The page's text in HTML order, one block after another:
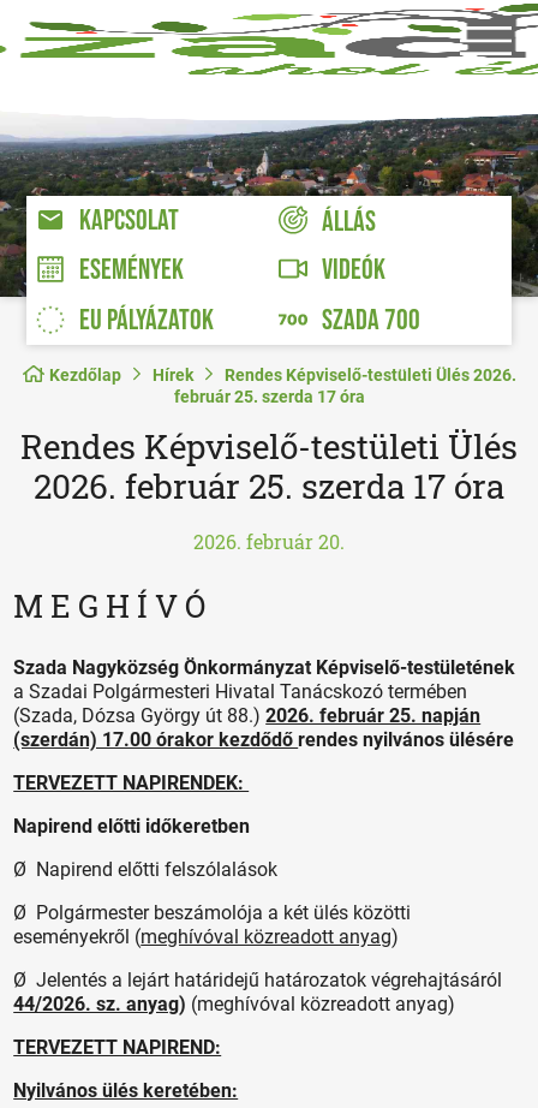
KAPCSOLAT
ÁLLÁS
ESEMÉNYEK
VIDEÓK
EU PÁLYÁZATOK
SZADA 700
Kezdőlap Hírek
Rendes Képviselő-testületi Ülés 2026.
február 25. szerda 17 óra
Rendes Képviselő-testületi Ülés
2026. február 25. szerda 17 óra
2026. február 20.
M E G H Í V Ó
Szada Nagyközség Önkormányzat Képviselő-testületének
a Szadai Polgármesteri Hivatal Tanácskozó termében
(Szada, Dózsa György út 88.)2026. február 25. napján
(szerdán) 17.00 órakor kezdődőrendes nyilvános ülésére
TERVEZETT NAPIRENDEK:
Napirend előtti időkeretben
Ø Napirend előtti felszólalások
Ø Polgármester beszámolója a két ülés közötti
eseményekről (meghívóval közreadott anyag)
Ø Jelentés a lejárt határidejű határozatok végrehajtásáról
44/2026. sz. anyag) (meghívóval közreadott anyag)
TERVEZETT NAPIREND:
Nyilvános ülés keretében: